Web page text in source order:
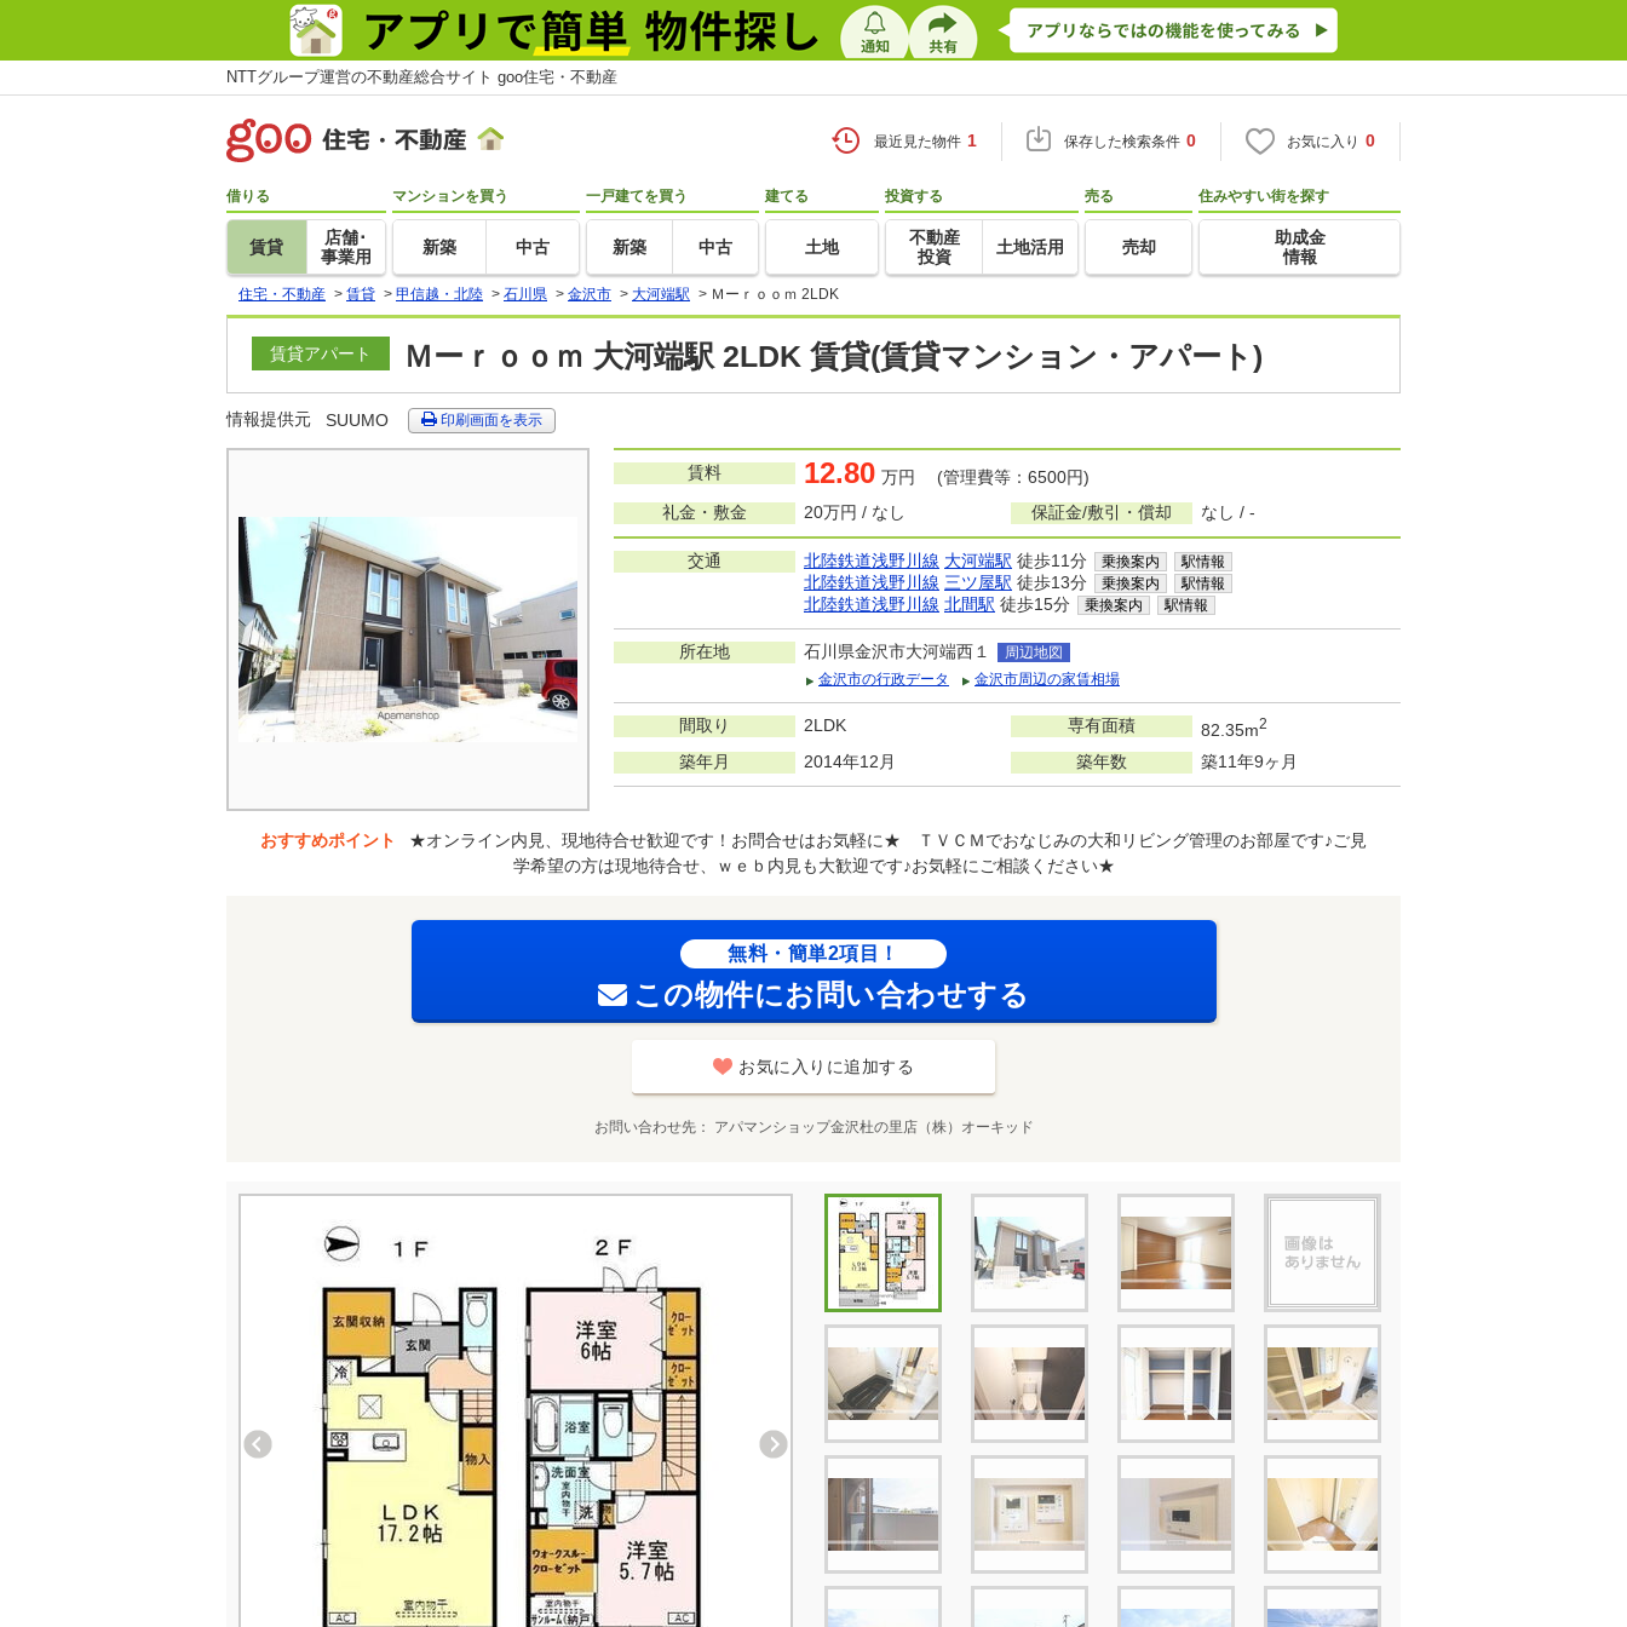
NTTグループ運営の不動産総合サイト goo住宅・不動産
最近見た物件 1 保存した検索条件 0 お気に入り 0
借りる
賃貸
店舗･
事業用
マンションを買う
新築 中古
一戸建てを買う
新築 中古
建てる
土地
投資する
不動産
投資
土地活用
売る
売却
住みやすい街を探す
助成金
情報
住宅・不動産 > 賃貸 > 甲信越・北陸 > 石川県 > 金沢市 > 大河端駅 > Ｍーｒｏｏｍ 2LDK
賃貸アパート Ｍーｒｏｏｍ 大河端駅 2LDK 賃貸(賃貸マンション・アパート)
情報提供元 SUUMO 印刷画面を表示
賃料 12.80 万円 (管理費等：6500円)
礼金・敷金
20万円 / なし 保証金/敷引・償却 なし / -
交通 北陸鉄道浅野川線 大河端駅 徒歩11分 乗換案内 駅情報
北陸鉄道浅野川線 三ツ屋駅 徒歩13分 乗換案内 駅情報
北陸鉄道浅野川線 北間駅 徒歩15分 乗換案内 駅情報
所在地 石川県金沢市大河端西１
周辺地図
金沢市の行政データ
金沢市周辺の家賃相場
間取り 2LDK 専有面積 82.35m2
築年月 2014年12月 築年数 築11年9ヶ月
おすすめポイント
★オンライン内見、現地待合せ歓迎です！お問合せはお気軽に★ ＴＶＣＭでおなじみの大和リビング管理のお部屋です♪ご見
学希望の方は現地待合せ、ｗｅｂ内見も大歓迎です♪お気軽にご相談ください★
無料・簡単2項目！
この物件にお問い合わせする
お気に入りに追加する
お問い合わせ先 アパマンショップ金沢杜の里店（株）オーキッド